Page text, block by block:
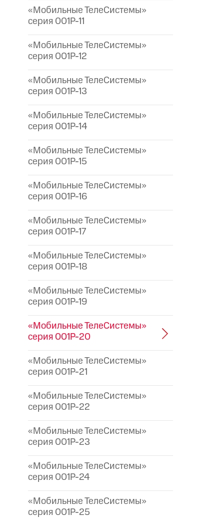
«Мобильные ТелеСистемы»
серия 001P-11
«Мобильные ТелеСистемы»
серия 001P-12
«Мобильные ТелеСистемы»
серия 001P-13
«Мобильные ТелеСистемы»
серия 001P-14
«Мобильные ТелеСистемы»
серия 001P-15
«Мобильные ТелеСистемы»
серия 001P-16
«Мобильные ТелеСистемы»
серия 001P-17
«Мобильные ТелеСистемы»
серия 001P-18
«Мобильные ТелеСистемы»
серия 001P-19
«Мобильные ТелеСистемы»
серия 001P-20
«Мобильные ТелеСистемы»
серия 001P-21
«Мобильные ТелеСистемы»
серия 001P-22
«Мобильные ТелеСистемы»
серия 001P-23
«Мобильные ТелеСистемы»
серия 001P-24
«Мобильные ТелеСистемы»
серия 001P-25